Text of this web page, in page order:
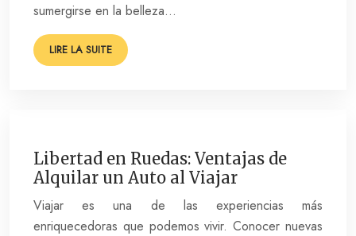
sumergirse en la belleza…
LIRE LA SUITE
Libertad en Ruedas: Ventajas de
Alquilar un Auto al Viajar
Viajar es una de las experiencias más
enriquecedoras que podemos vivir. Conocer nuevas